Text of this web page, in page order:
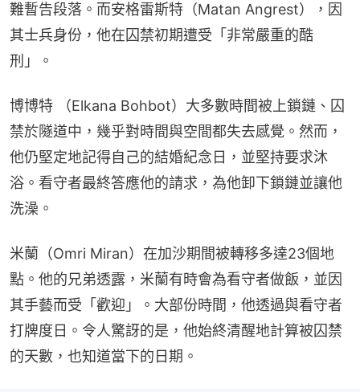
難暫告段落。而安格雷斯特（Matan Angrest），因
其士兵身份，他在囚禁初期遭受「非常嚴重的酷
刑」。
博博特 （Elkana Bohbot）大多數時間被上鎖鏈、囚
禁於隧道中，幾乎對時間與空間都失去感覺。然而，
他仍堅定地記得自己的結婚紀念日，並堅持要求沐
浴。看守者最終答應他的請求，為他卸下鎖鏈並讓他
洗澡。
米蘭（Omri Miran）在加沙期間被轉移多達23個地
點。他的兄弟透露，米蘭有時會為看守者做飯，並因
其手藝而受「歡迎」。大部份時間，他透過與看守者
打牌度日。令人驚訝的是，他始終清醒地計算被囚禁
的天數，也知道當下的日期。